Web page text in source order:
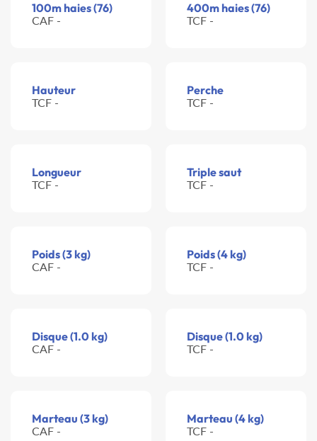
100m haies (76)
CAF -
400m haies (76)
TCF -
Hauteur
TCF -
Perche
TCF -
Longueur
TCF -
Triple saut
TCF -
Poids (3 kg)
CAF -
Poids (4 kg)
TCF -
Disque (1.0 kg)
CAF -
Disque (1.0 kg)
TCF -
Marteau (3 kg)
CAF -
Marteau (4 kg)
TCF -